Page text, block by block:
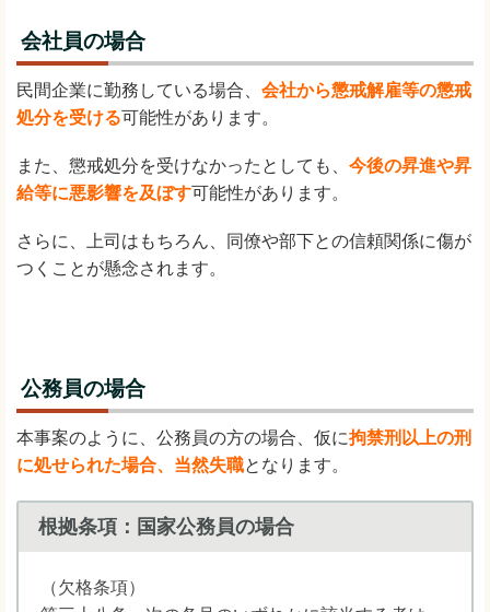
会社員の場合
民間企業に勤務している場合、 会社から懲戒解雇等の懲戒
処分を受ける可能性があります。
また、懲戒処分を受けなかったとしても、 今後の昇進や昇
給等に悪影響を及ぼす可能性があります。
さらに、上司はもちろん、同僚や部下との信頼関係に傷が
つくことが懸念されます。
公務員の場合
本事案のように、公務員の方の場合、仮に拘禁刑以上の刑
に処せられた場合、当然失職となります。
根拠条項：国家公務員の場合
（欠格条項）